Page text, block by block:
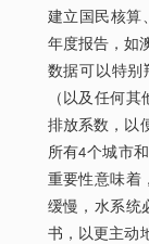
建立国民核算
年度报告，如
数据可以特别
（以及任何
排放系数，以
所有4个城市
重要性意味着
缓慢，水系统
书，以更主动